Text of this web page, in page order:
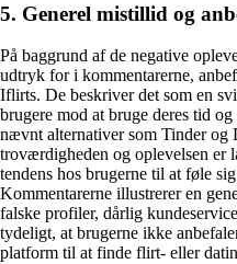
5. Generel mistillid og
På baggrund af de negative
udtryk for i kommentarerne,
Iflirts. De beskriver det som en
brugere mod at bruge deres tid
nævnt alternativer som Tinder og
troværdigheden og oplevelsen er
tendens hos brugerne til at føle
Kommentarerne illustrerer en
falske profiler, dårlig
tydeligt, at brugerne ikke
platform til at finde flirt- eller